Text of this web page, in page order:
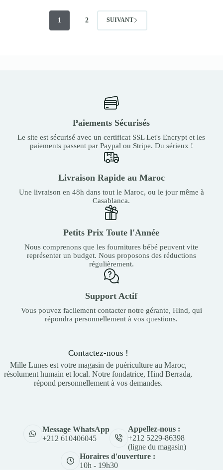
1 2 SUIVANT
Paiements Sécurisés
Le site est sécurisé avec un certificat SSL Let's Encrypt et les
paiements passent par Paypal ou Stripe. Du sérieux !
Livraison Rapide au Maroc
Une livraison en 48h dans tout le Maroc, ou le jour même à
Casablanca.
Petits Prix Toute l'Année
Nous comprenons que les fournitures bébé peuvent vite
représenter un budget. Nous proposons des réductions
régulièrement.
Support Actif
Vous pouvez facilement contacter notre gérante, Hind, qui
répondra personnellement à vos questions.
Contactez-nous !
Mille Lunes est votre magasin de puériculture au Maroc,
résolument humain et local. Notre fondatrice, Hind Berrada,
répond personnellement à vos demandes.
Message WhatsApp
+212 610406045
Appellez-nous :
+212 5229-86398
(ligne du magasin)
Horaires d'ouverture :
10h - 19h30